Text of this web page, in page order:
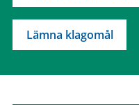
Lämna klagomål